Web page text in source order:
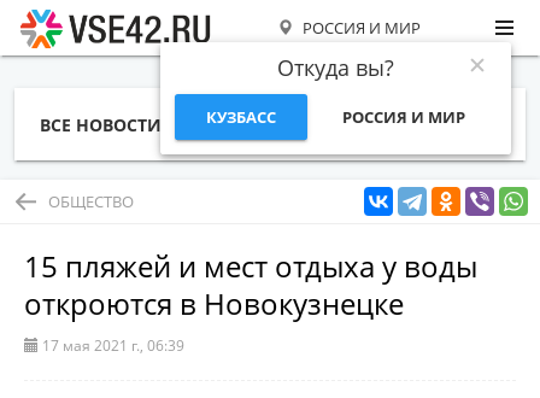
РОССИЯ И МИР
Откуда вы?
КУЗБАСС РОССИЯ И МИР
ВСЕ НОВОСТИ СТАТЬИ ТЕМЫ ФОТО
ОБЩЕСТВО
15 пляжей и мест отдыха у воды
откроются в Новокузнецке
17 мая 2021 г., 06:39